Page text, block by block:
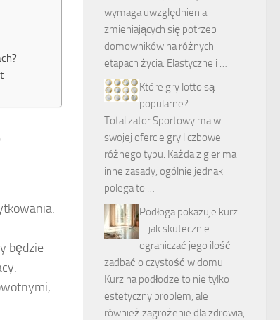
będzie
wymaga uwzględnienia
zmieniających się potrzeb
domowników na różnych
etapach życia. Elastyczne i …
Które gry lotto są
popularne?
Totalizator Sportowy ma w
swojej ofercie gry liczbowe
różnego typu. Każda z gier ma
inne zasady, ogólnie jednak
polega to …
Podłoga pokazuje kurz
– jak skutecznie
ograniczać jego ilość i
zadbać o czystość w domu
Kurz na podłodze to nie tylko
estetyczny problem, ale
również zagrożenie dla zdrowia,